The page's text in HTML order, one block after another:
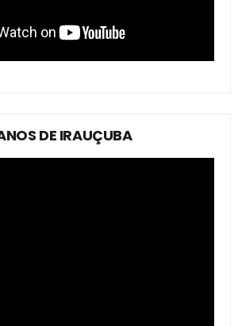
DE IRAUÇUBA